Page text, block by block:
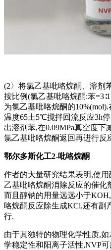
(2〉将氯乙基吡咯烷酮、溶剂
按比例(氯乙基吡咯烷酮:苯
为氯乙基吡咯烷酮的
温度65土5℃搅拌回流反应3h
出溶剂苯,在0.09MPa真空度下
氯乙基吡咯烷酮返回再进行反
鄂尔多斯化工2-吡咯烷酮
作者的大量研究结果表明,使
乙基吡咯烷酮消除反应的催
而且醇钠的用量远远小于
咯烷酮反应除生成KCl,还有副
行.
由于其独特的物理化学性质,
学稳定性和阳离子活性,NVP